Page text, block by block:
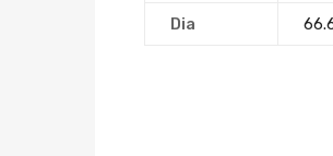
Dia